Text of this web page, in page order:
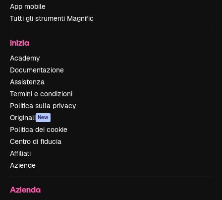
App mobile
Tutti gli strumenti Magnific
Inizia
Academy
Documentazione
Assistenza
Termini e condizioni
Politica sulla privacy
Originali New
Politica dei cookie
Centro di fiducia
Affiliati
Aziende
Azienda